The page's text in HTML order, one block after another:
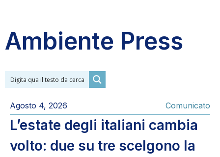
Ambiente Press
Agosto 4, 2026 Comunicato
L’estate degli italiani cambia
volto: due su tre scelgono la